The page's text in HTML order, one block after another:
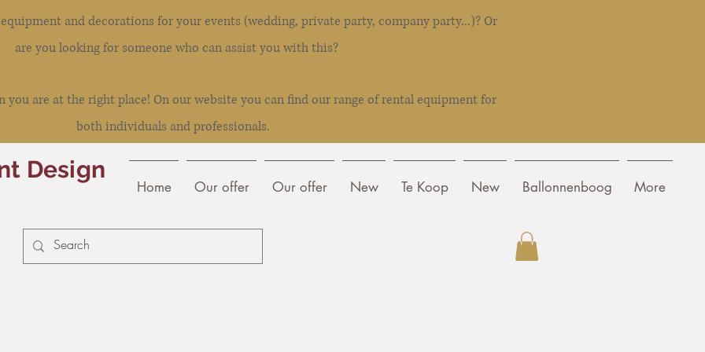
and decorations for your events (wedding, private party, company party...)? Or
are you looking for someone who can assist you with this?
you are at the right place! On our website you can find our range of rental equipment for
both individuals and professionals.
Design
Home Our offer Our offer New Te Koop New Ballonnenboog More